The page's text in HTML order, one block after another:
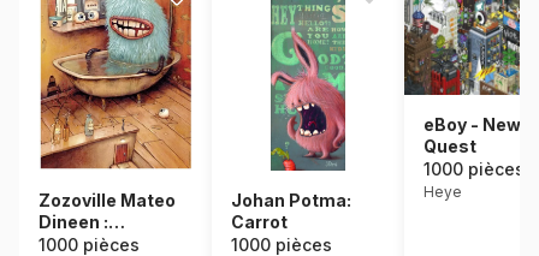
Zozoville Mateo
Dineen :
Baignoire
1000 pièces
Johan Potma:
Carrot
1000 pièces
eBoy - New
Quest
1000 pièces
Heye